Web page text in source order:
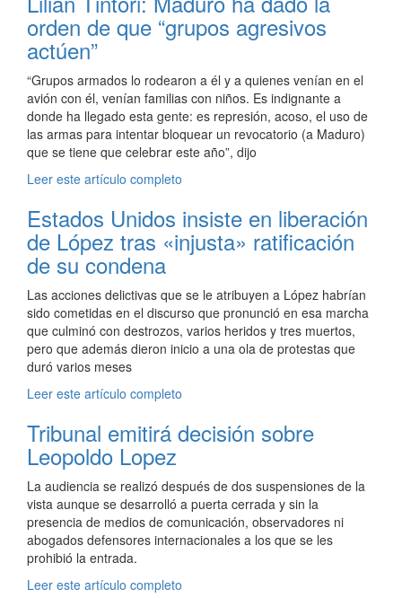
orden de que “grupos agresivos
actúen”
“Grupos armados lo rodearon a él y a quienes venían en el
avión con él, venían familias con niños. Es indignante a
donde ha llegado esta gente: es represión, acoso, el uso de
las armas para intentar bloquear un revocatorio (a Maduro)
que se tiene que celebrar este año”, dijo
Leer este artículo completo
Estados Unidos insiste en liberación
de López tras «injusta» ratificación
de su condena
Las acciones delictivas que se le atribuyen a López habrían
sido cometidas en el discurso que pronunció en esa marcha
que culminó con destrozos, varios heridos y tres muertos,
pero que además dieron inicio a una ola de protestas que
duró varios meses
Leer este artículo completo
Tribunal emitirá decisión sobre
Leopoldo Lopez
La audiencia se realizó después de dos suspensiones de la
vista aunque se desarrolló a puerta cerrada y sin la
presencia de medios de comunicación, observadores ni
abogados defensores internacionales a los que se les
prohibió la entrada.
Leer este artículo completo